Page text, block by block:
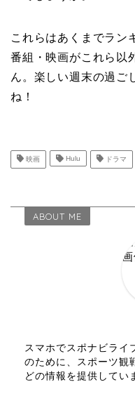
これらはあくまでラン
番組・映画がこれら以
ん。楽しい週末の過ご
ね！
映画 Hulu ドラマ
ABOUT ME
スマホでスポナビライ
のために、スポーツ観
どの情報を提供してい